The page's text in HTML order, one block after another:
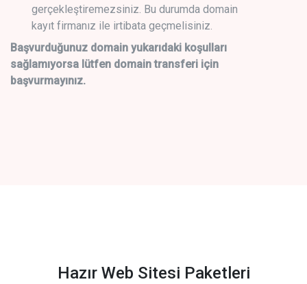
gerçekleştiremezsiniz. Bu durumda domain
kayıt firmanız ile irtibata geçmelisiniz.
Başvurduğunuz domain yukarıdaki koşulları
sağlamıyorsa lütfen domain transferi için
başvurmayınız.
Hazır Web Sitesi Paketleri